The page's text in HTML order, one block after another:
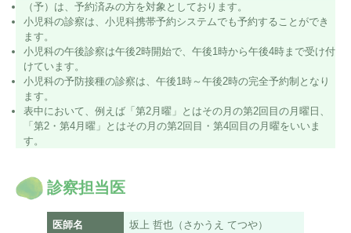
（予）は、予約済みの方を対象としております。
小児科の診察は、小児科携帯予約システムでも予約することができ
ます。
小児科の午後診察は午後2時開始で、午後1時から午後4時まで受け付
けています。
小児科の予防接種の診察は、午後1時～午後2時の完全予約制となり
ます。
表中において、例えば「第2月曜」とはその月の第2回目の月曜日、
「第2・第4月曜」とはその月の第2回目・第4回目の月曜をいいま
す。
診察担当医
医師名 坂上 哲也（さかうえ てつや）